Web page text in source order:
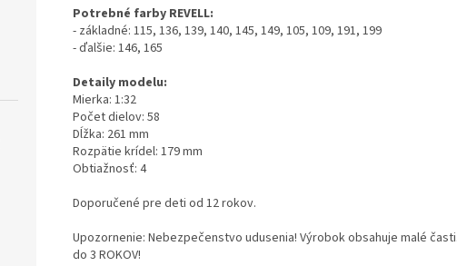
Potrebné farby REVELL:
- základné: 115, 136, 139, 140, 145, 149, 105, 109, 191, 199
- ďalšie: 146, 165
Detaily modelu:
Mierka: 1:32
Počet dielov: 58
Dĺžka: 261 mm
Rozpätie krídel: 179 mm
Obtiažnosť: 4
Doporučené pre deti od 12 rokov.
Upozornenie: Nebezpečenstvo udusenia! Výrobok obsahuje malé
do 3 ROKOV!